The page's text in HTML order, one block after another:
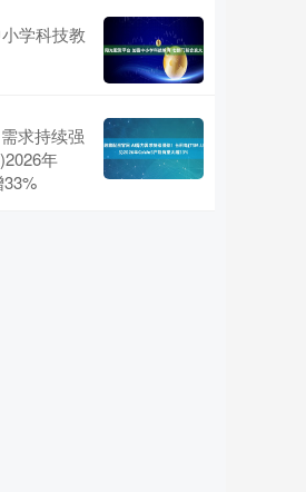
学科技教
求持续强
年